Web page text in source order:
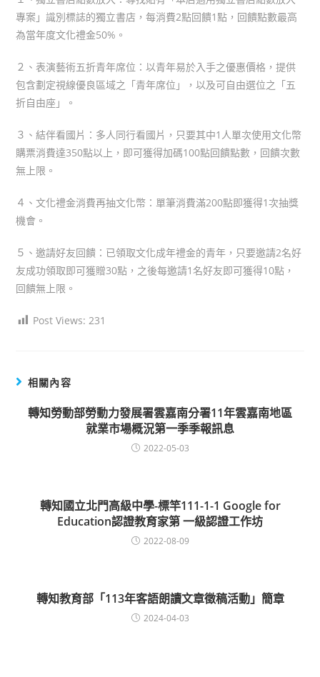
專案」識別標誌的獨立書店，每消費2點回饋1點，回饋點數最高
為當年度文化禮金50%。
２、表演藝術五折青年席位：以青年易於入手之優惠價格，提供
包含劃定視線優良區域之「青年席位」，以及可自由選位之「五
折自由座」。
３、結伴看國片：多人同行看國片，只要其中1人單次使用文化幣
購票消費達350點以上，即可獲得加碼100點回饋點數，回饋次數
無上限。
４、文化禮金消費再抽文化幣：單筆消費滿200點即獲得1次抽獎
機會。
５、邀請好友回饋：已領取文化成年禮金的青年，只要邀請2名好
友成功領取即可獲贈30點，之後每邀請1名好友即可獲得10點，
回饋無上限。
Post Views: 231
相關內容
轉知勞動部勞動力發展署雲嘉南分署11年雲嘉南地區
就業市場概況第一季季報訊息
2022-05-03
轉知國立北門高級中學-標竿111-1-1 Google for
Education認證教育家第 一級認證工作坊
2022-08-09
轉知教育部「113年客語朗讀文章徵稿活動」簡章
2024-04-03